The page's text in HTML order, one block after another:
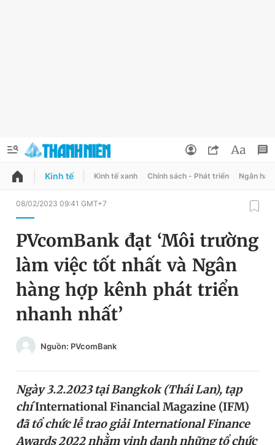
QUẢNG CÁO
Chuyên mục
Chuyên mục khác
Chào ngày mới
Tin thị trường
Video Magazine
Sản phẩm khác
Đổi mật khẩu
Tin đã lưu
Tin đã xem
Kinh tế Kinh tế xanh Chính sách - Phát triển Ngân
08/02/2023 09:41 GMT+7
PVcomBank đạt ‘Môi trường
làm việc tốt nhất và Ngân
hàng hợp kênh phát triển
nhanh nhất’
Nguồn: PVcomBank
Ngày 3.2.2023 tại Bangkok (Thái Lan), tạp
chíInternational Financial Magazine (IFM)
đã tổ chức lễ trao giải International Finance
Awards 2022 nhằm vinh danh những tổ chức